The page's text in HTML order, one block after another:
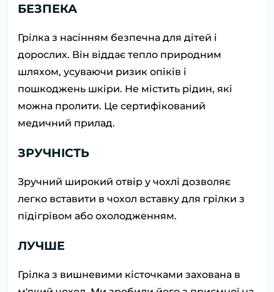
БЕЗПЕКА
Грілка з насінням безпечна для дітей і
дорослих. Він віддає тепло природним
шляхом, усуваючи ризик опіків і
пошкоджень шкіри. Не містить рідин, які
можна пролити. Це сертифікований
медичний прилад.
ЗРУЧНІСТЬ
Зручний широкий отвір у чохлі дозволяє
легко вставити в чохол вставку для грілки з
підігрівом або охолодженням.
ЛУЧШЕ
Грілка з вишневими кісточками захована в